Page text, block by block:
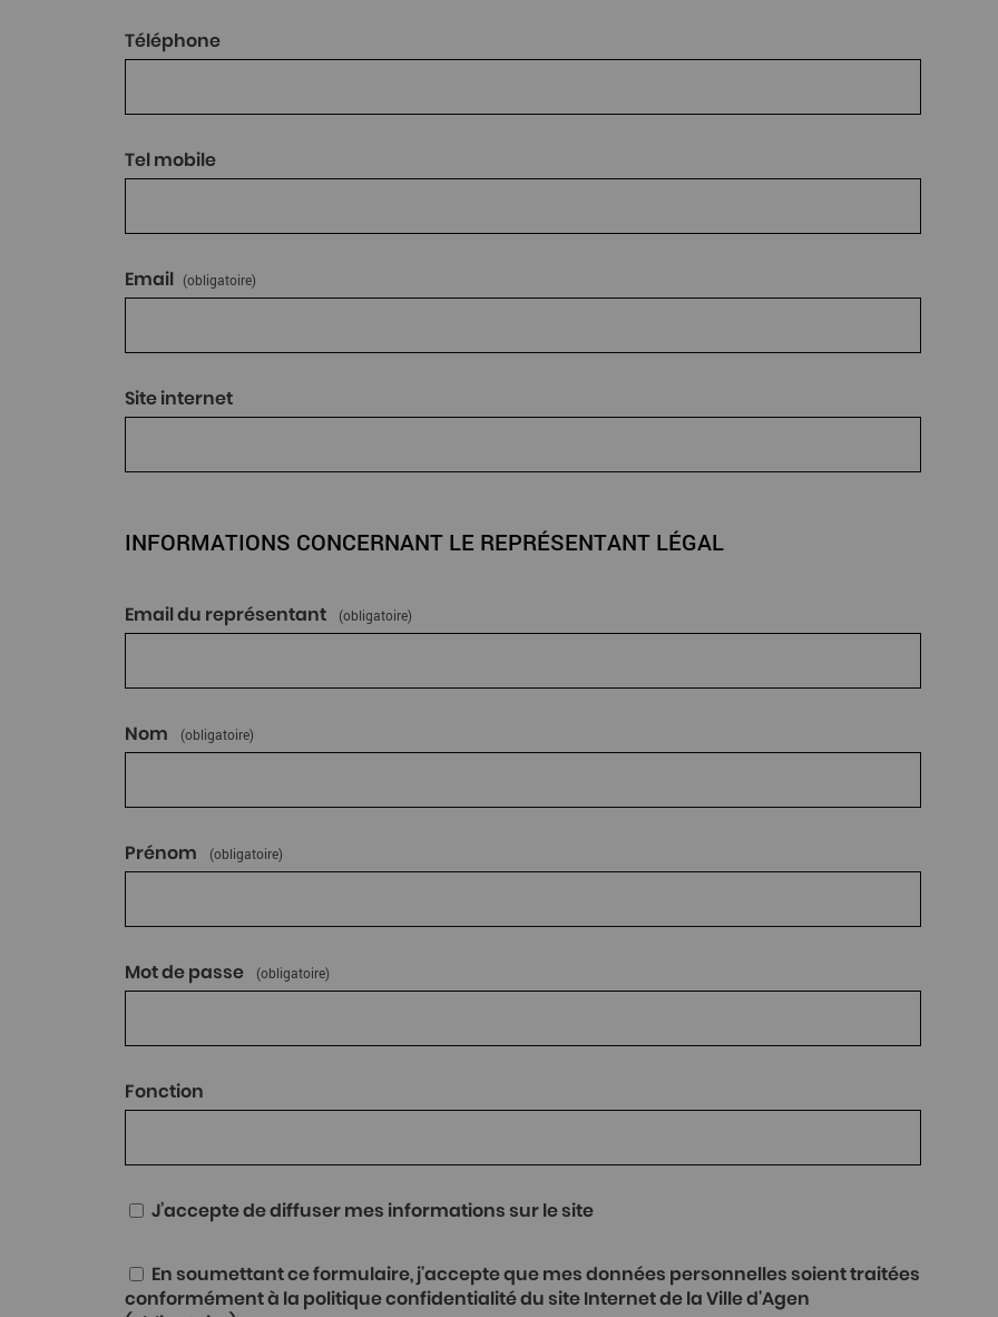
Téléphone
Tel mobile
Email (obligatoire)
Site internet
INFORMATIONS CONCERNANT LE REPRÉSENTANT LÉGAL
Email du représentant (obligatoire)
Nom (obligatoire)
Prénom (obligatoire)
Mot de passe (obligatoire)
Fonction
J’accepte de diffuser mes informations sur le site
conformément à la politique confidentialité du site Internet de la Ville d'Agen